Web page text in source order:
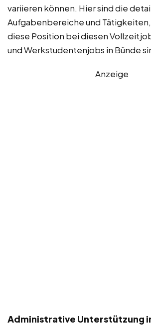
variieren können. Hier sind die
Aufgabenbereiche und
diese Position bei diesen
und Werkstudentenjobs in Bünde
Anzeige
Administrative Unterstützung